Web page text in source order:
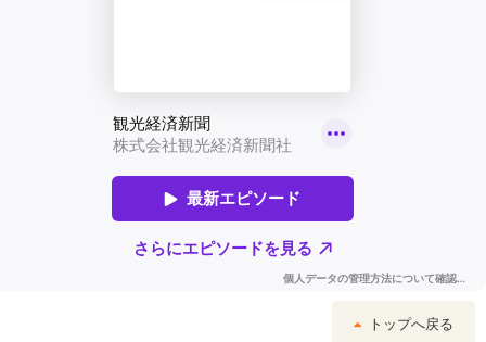
トップへ戻る